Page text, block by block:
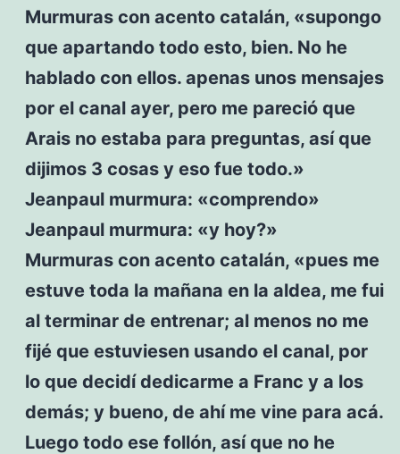
Murmuras con acento catalán, «supongo
que apartando todo esto, bien. No he
hablado con ellos. apenas unos mensajes
por el canal ayer, pero me pareció que
Arais no estaba para preguntas, así que
dijimos 3 cosas y eso fue todo.»
Jeanpaul murmura: «comprendo»
Jeanpaul murmura: «y hoy?»
Murmuras con acento catalán, «pues me
estuve toda la mañana en la aldea, me fui
al terminar de entrenar; al menos no me
fijé que estuviesen usando el canal, por
lo que decidí dedicarme a Franc y a los
demás; y bueno, de ahí me vine para acá.
Luego todo ese follón, así que no he